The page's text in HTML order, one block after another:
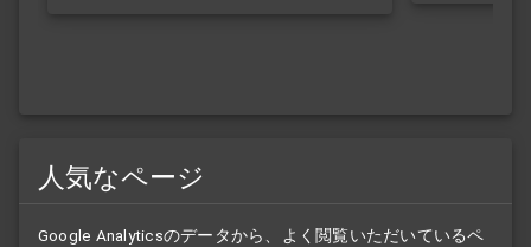
人気なページ
Google Analyticsのデータから、よく閲覧いただいているペ